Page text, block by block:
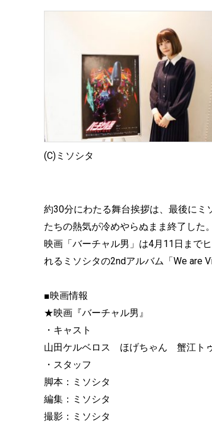
(C)ミソシタ
約30分にわたる舞台挨拶は、最後に
たちの熱気が冷めやらぬまま終了した。
映画「バーチャル男」は4月11日まで
れるミソシタの2ndアルバム「We are
■映画情報
★映画『バーチャル男』
・キャスト
山田ケルベロス ほげちゃん 蟹江
・スタッフ
脚本：ミソシタ
編集：ミソシタ
撮影：ミソシタ